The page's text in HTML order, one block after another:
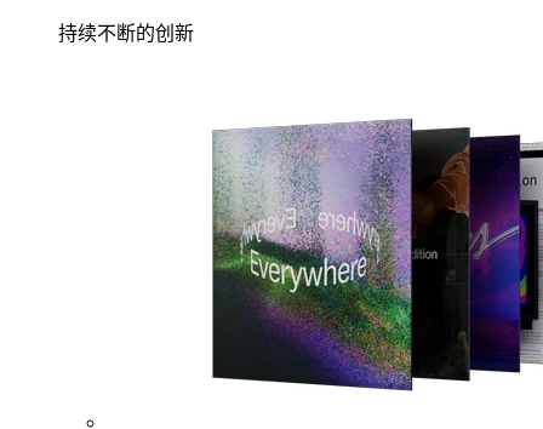
持续不断的创新